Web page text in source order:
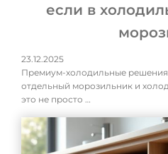
если в
23.12.2025
Премиум-холодильные
отдельный морозильник и
это не просто …